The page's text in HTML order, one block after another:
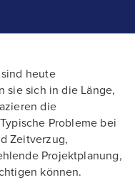
heute
sie sich in die Länge,
die
Probleme bei
Zeitverzug,
Projektplanung,
können.